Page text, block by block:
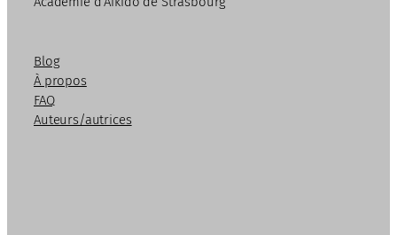
Blog
À propos
FAQ
Auteurs/autrices